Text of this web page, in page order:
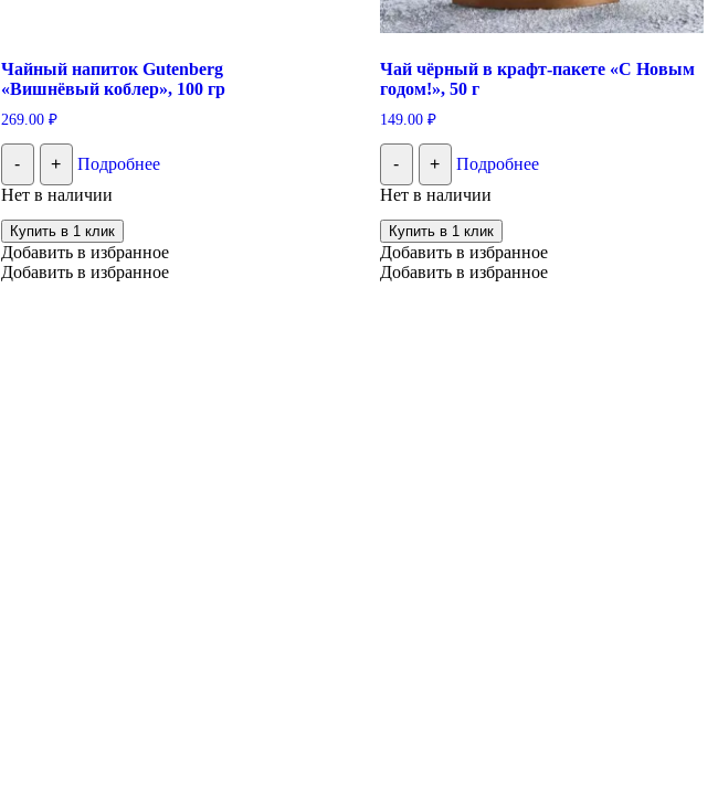
Чайный напиток Gutenberg
«Вишнёвый коблер», 100 гр
269.00 ₽
- +
Подробнее
Нет в наличии
Купить в 1 клик
Добавить в избранное
Добавить в избранное
Чай чёрный в крафт-пакете «С Новым
годом!», 50 г
149.00 ₽
- +
Подробнее
Нет в наличии
Купить в 1 клик
Добавить в избранное
Добавить в избранное